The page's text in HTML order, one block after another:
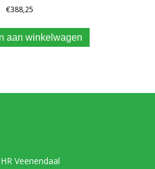
€388,25
aan winkelwagen
Veenendaal